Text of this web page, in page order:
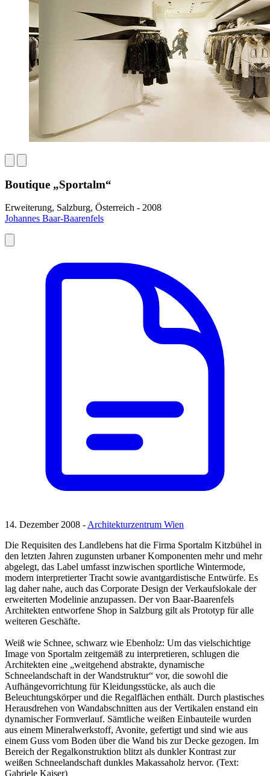
Boutique „Sportalm“
Erweiterung, Salzburg, Österreich - 2008
Johannes Baar-Baarenfels
14. Dezember 2008 -Architekturzentrum Wien
Die Requisiten des Landlebens hat die Firma Sportalm Kitzbühel in
den letzten Jahren zugunsten urbaner Komponenten mehr und mehr
abgelegt, das Label umfasst inzwischen sportliche Wintermode,
modern interpretierter Tracht sowie avantgardistische Entwürfe. Es
lag daher nahe, auch das Corporate Design der Verkaufslokale der
erweiterten Modelinie anzupassen. Der von Baar-Baarenfels
Architekten entworfene Shop in Salzburg gilt als Prototyp für alle
weiteren Geschäfte.
Weiß wie Schnee, schwarz wie Ebenholz: Um das vielschichtige
Image von Sportalm zeitgemäß zu interpretieren, schlugen die
Architekten eine „weitgehend abstrakte, dynamische
Schneelandschaft in der Wandstruktur“ vor, die sowohl die
Aufhängevorrichtung für Kleidungsstücke, als auch die
Beleuchtungskörper und die Regalflächen enthält. Durch plastisches
Herausdrehen von Wandabschnitten aus der Vertikalen enstand ein
dynamischer Formverlauf. Sämtliche weißen Einbauteile wurden
aus einem Mineralwerkstoff, Avonite, gefertigt und sind wie aus
einem Guss vom Boden über die Wand bis zur Decke gezogen. Im
Bereich der Regalkonstruktion blitzt als dunkler Kontrast zur
weißen Schneelandschaft dunkles Makassaholz hervor. (Text:
Gabriele Kaiser)